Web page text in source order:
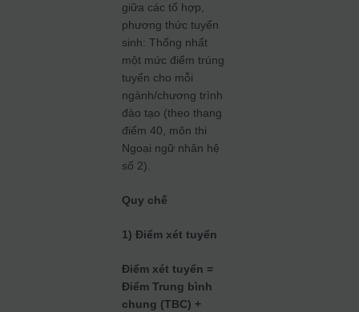
giữa các tổ hợp,
phương thức tuyển
sinh: Thống nhất
một mức điểm trúng
tuyển cho mỗi
ngành/chương trình
đào tạo (theo thang
điểm 40, môn thi
Ngoại ngữ nhân hệ
số 2).
Quy chế
1) Điểm xét tuyển
Điểm xét tuyển =
Điểm Trung bình
chung (TBC) +